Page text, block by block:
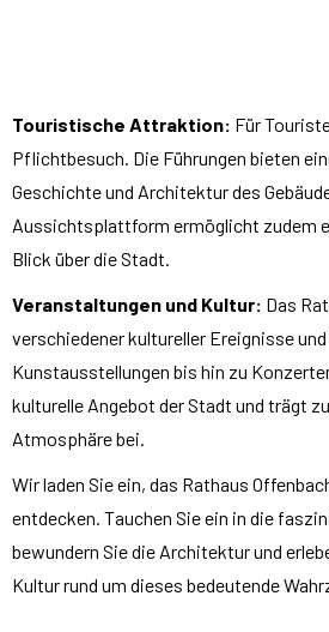
Touristische Attraktion: Für
Pflichtbesuch. Die Führungen bieten
Geschichte und Architektur des
Aussichtsplattform ermöglicht zudem
Blick über die Stadt.
Veranstaltungen und Kultur: Das
verschiedener kultureller Ereignisse
Kunstausstellungen bis hin zu
kulturelle Angebot der Stadt und trägt
Atmosphäre bei.
Wir laden Sie ein, das Rathaus
entdecken. Tauchen Sie ein in die
bewundern Sie die Architektur und
Kultur rund um dieses bedeutende